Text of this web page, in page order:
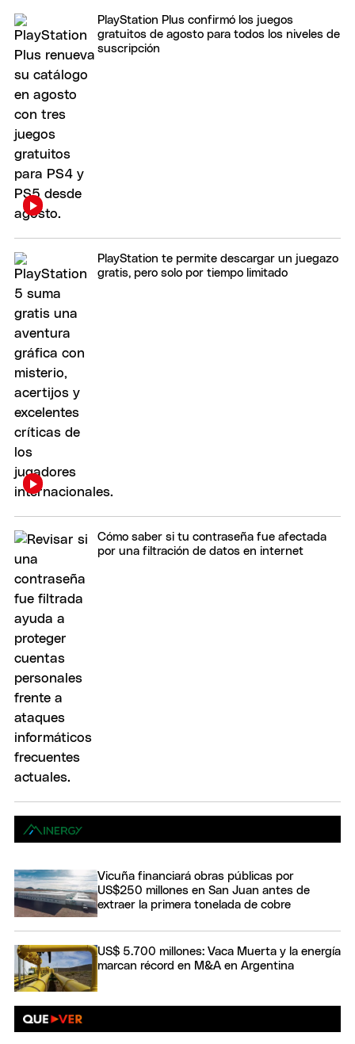
PlayStation Plus confirmó los juegos
gratuitos de agosto para todos los niveles de
suscripción
PlayStation te permite descargar un juegazo
gratis, pero solo por tiempo limitado
Cómo saber si tu contraseña fue afectada
por una filtración de datos en internet
Vicuña financiará obras públicas por
US$250 millones en San Juan antes de
extraer la primera tonelada de cobre
US$ 5.700 millones: Vaca Muerta y la energía
marcan récord en M&A en Argentina